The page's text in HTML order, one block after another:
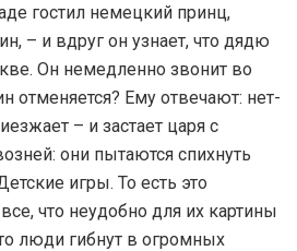
гостил немецкий принц,
– и вдруг он узнает, что дядю
Он немедленно звонит во
отменяется? Ему отвечают: нет-
– и застает царя с
они пытаются спихнуть
игры. То есть это
что неудобно для их картины
люди гибнут в огромных